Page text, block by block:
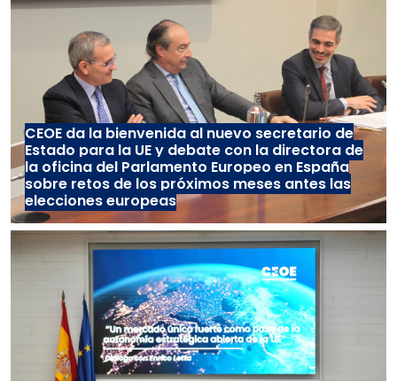
CEOE da la bienvenida al nuevo secretario de
Estado para la UE y debate con la directora de
la oficina del Parlamento Europeo en España
sobre retos de los próximos meses antes las
elecciones europeas